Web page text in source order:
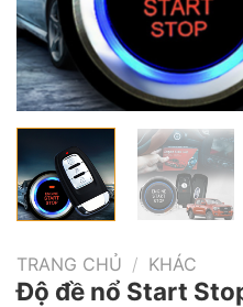
TRANG CHỦ / KHÁC
Độ đề nổ Start